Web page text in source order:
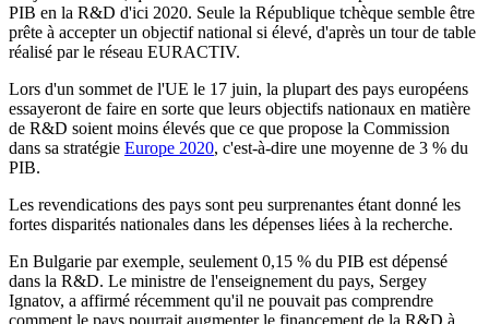
PIB en la R&D d'ici 2020. Seule la République tchèque semble être
prête à accepter un objectif national si élevé, d'après un tour de table
réalisé par le réseau EURACTIV.
Lors d'un sommet de l'UE le 17 juin, la plupart des pays européens
essayeront de faire en sorte que leurs objectifs nationaux en matière
de R&D soient moins élevés que ce que propose la Commission
dans sa stratégie Europe 2020, c'est-à-dire une moyenne de 3 % du
PIB.
Les revendications des pays sont peu surprenantes étant donné les
fortes disparités nationales dans les dépenses liées à la recherche.
En Bulgarie par exemple, seulement 0,15 % du PIB est dépensé
dans la R&D. Le ministre de l'enseignement du pays, Sergey
Ignatov, a affirmé récemment qu'il ne pouvait pas comprendre